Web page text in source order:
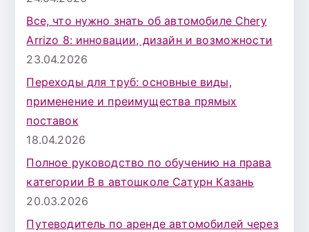
Все, что нужно знать об автомобиле Chery
Arrizo 8: инновации, дизайн и возможности
23.04.2026
Переходы для труб: основные виды,
применение и преимущества прямых
поставок
18.04.2026
Полное руководство по обучению на права
категории B в автошколе Сатурн Казань
20.03.2026
Путеводитель по аренде автомобилей через